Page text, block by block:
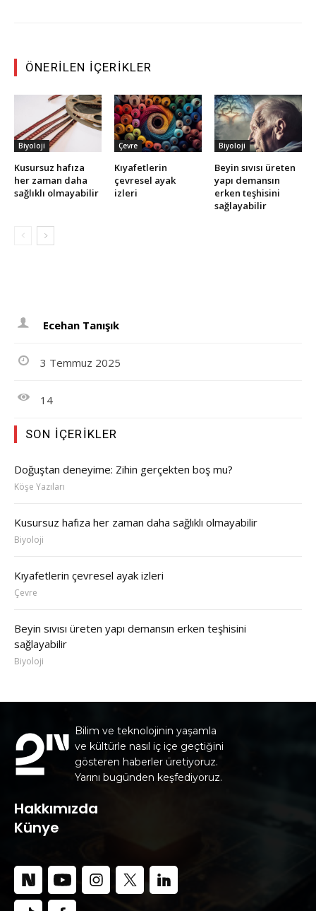
ÖNERILEN İÇERIKLER
Biyoloji
Kusursuz hafıza
her zaman daha
sağlıklı olmayabilir
Çevre
Kıyafetlerin
çevresel ayak
izleri
Biyoloji
Beyin sıvısı üreten
yapı demansın
erken teşhisini
sağlayabilir
Ecehan Tanışık
3 Temmuz 2025
14
SON İÇERIKLER
Doğuştan deneyime: Zihin gerçekten boş mu?
Köşe Yazıları
Kusursuz hafıza her zaman daha sağlıklı olmayabilir
Biyoloji
Kıyafetlerin çevresel ayak izleri
Çevre
Beyin sıvısı üreten yapı demansın erken teşhisini
sağlayabilir
Biyoloji
Bilim ve teknolojinin yaşamla
ve kültürle nasıl iç içe geçtiğini
gösteren haberler üretiyoruz.
Yarını bugünden keşfediyoruz.
Hakkımızda
Künye